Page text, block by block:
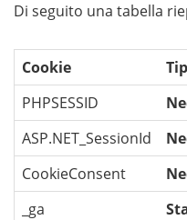
Di seguito una tabella
Cookie
PHPSESSID
ASP.NET_SessionId
CookieConsent
_ga